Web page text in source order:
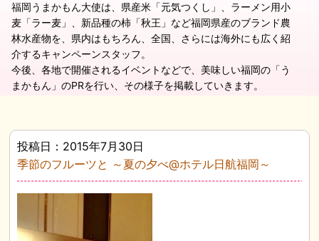
福岡うまかもん大使は、県産米「元気つくし」、ラーメン用小
麦「ラー麦」、新品種の柿「秋王」など福岡県産のブランド農
林水産物を、県内はもちろん、全国、さらには海外にも広く紹
介するキャンペーンスタッフ。
今後、各地で開催されるイベントなどで、美味しい福岡の「う
まかもん」のPRを行い、その様子を掲載していきます。
投稿日：2015年7月30日
季節のフルーツと ～夏の夕べ@ホテル日航福岡～